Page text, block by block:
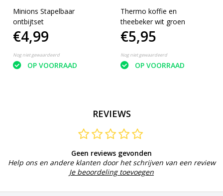
Minions Stapelbaar
ontbijtset
€4,99
Nog niet gewaardeerd
OP VOORRAAD
Thermo koffie en
theebeker wit groen
€5,95
Nog niet gewaardeerd
OP VOORRAAD
REVIEWS
Geen reviews gevonden
Help ons en andere klanten door het schrijven van een review
Je beoordeling toevoegen